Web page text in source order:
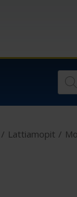
/ Lattiamopit /